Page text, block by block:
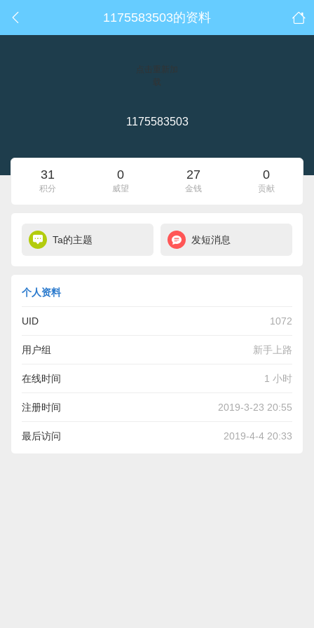
1175583503的资料
点击重新加
1175583503
31
积分
0
威望
27
金钱
0
贡献
Ta的主题 发短消息
个人资料
UID 1072
用户组 新手上路
在线时间 1 小时
注册时间 2019-3-23 20:55
最后访问 2019-4-4 20:33